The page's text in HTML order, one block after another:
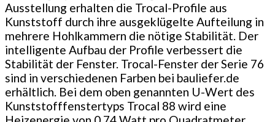
Ausstellung erhalten die Trocal-Profile aus
Kunststoff durch ihre ausgeklügelte Aufteilung in
mehrere Hohlkammern die nötige Stabilität. Der
intelligente Aufbau der Profile verbessert die
Stabilität der Fenster. Trocal-Fenster der Serie 76
sind in verschiedenen Farben bei bauliefer.de
erhältlich. Bei dem oben genannten U-Wert des
Kunststofffenstertyps Trocal 88 wird eine